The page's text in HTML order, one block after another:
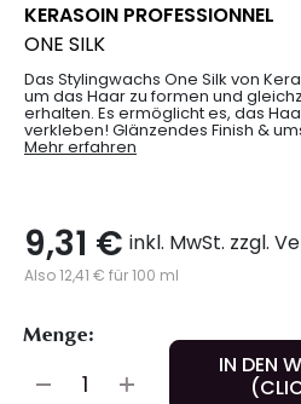
KERASOIN PROFESSIONNEL
ONE SILK
Das Stylingwachs One Silk von
um das Haar zu formen und
erhalten. Es ermöglicht es, das
verkleben! Glänzendes Finish &
Mehr erfahren
9,31 € inkl. MwSt. zzgl.
Also 12,41 € für 100 ml
Menge:
IN DEN